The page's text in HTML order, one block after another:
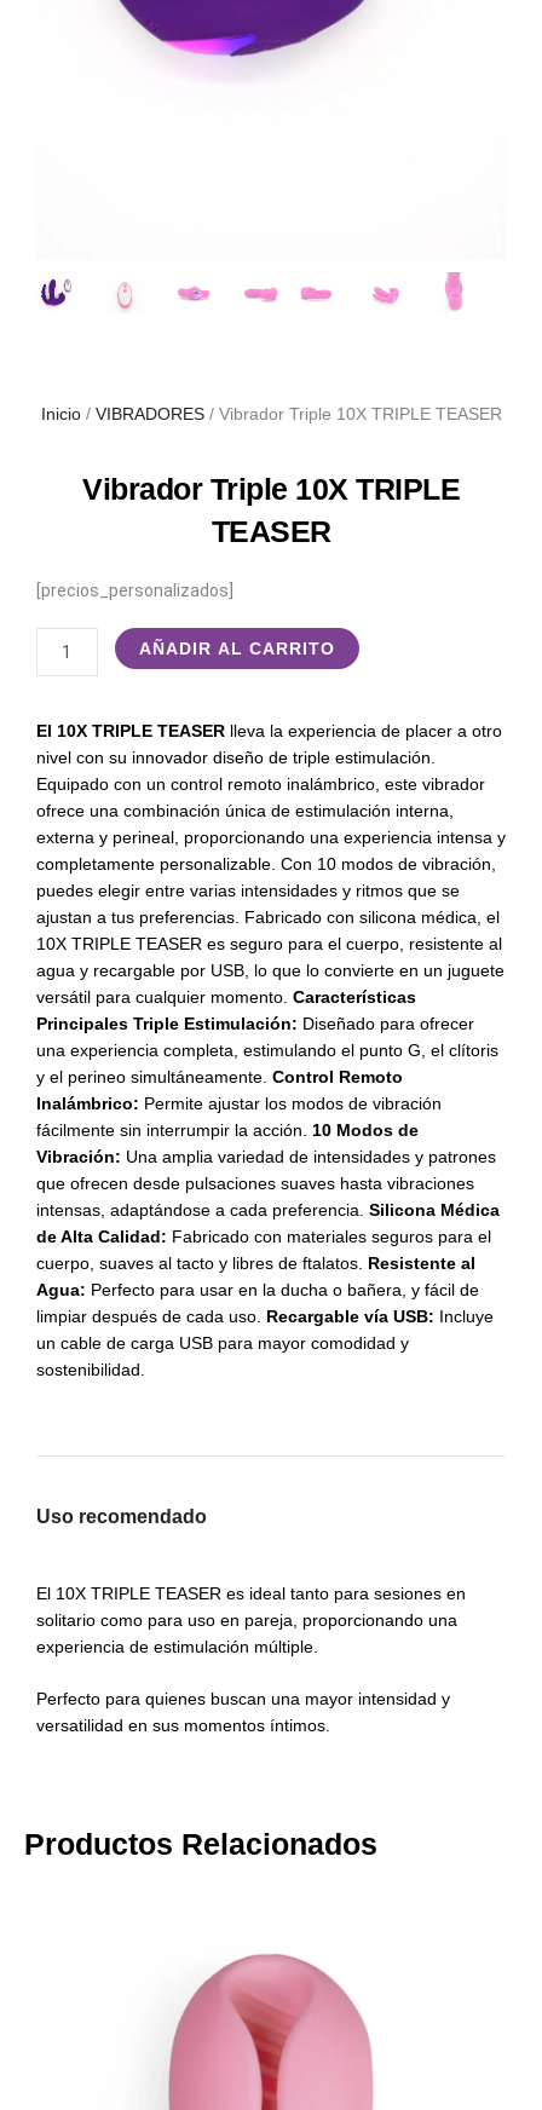
Inicio/ VIBRADORES/ Vibrador Triple 10X TRIPLE TEASER
Vibrador Triple 10X TRIPLE
TEASER
[precios_personalizados]
AÑADIR AL CARRITO
El 10X TRIPLE TEASER lleva la experiencia de placer a otro
nivel con su innovador diseño de triple estimulación.
Equipado con un control remoto inalámbrico, este vibrador
ofrece una combinación única de estimulación interna,
externa y perineal, proporcionando una experiencia intensa y
completamente personalizable. Con 10 modos de vibración,
puedes elegir entre varias intensidades y ritmos que se
ajustan a tus preferencias. Fabricado con silicona médica, el
10X TRIPLE TEASER es seguro para el cuerpo, resistente al
agua y recargable por USB, lo que lo convierte en un juguete
versátil para cualquier momento. Características
Principales Triple Estimulación: Diseñado para ofrecer
una experiencia completa, estimulando el punto G, el clítoris
y el perineo simultáneamente. Control Remoto
Inalámbrico: Permite ajustar los modos de vibración
fácilmente sin interrumpir la acción. 10 Modos de
Vibración: Una amplia variedad de intensidades y patrones
que ofrecen desde pulsaciones suaves hasta vibraciones
intensas, adaptándose a cada preferencia. Silicona Médica
de Alta Calidad: Fabricado con materiales seguros para el
cuerpo, suaves al tacto y libres de ftalatos. Resistente al
Agua: Perfecto para usar en la ducha o bañera, y fácil de
limpiar después de cada uso. Recargable vía USB: Incluye
un cable de carga USB para mayor comodidad y
sostenibilidad.
Uso recomendado
El 10X TRIPLE TEASER es ideal tanto para sesiones en
solitario como para uso en pareja, proporcionando una
experiencia de estimulación múltiple.
Perfecto para quienes buscan una mayor intensidad y
versatilidad en sus momentos íntimos.
Productos Relacionados